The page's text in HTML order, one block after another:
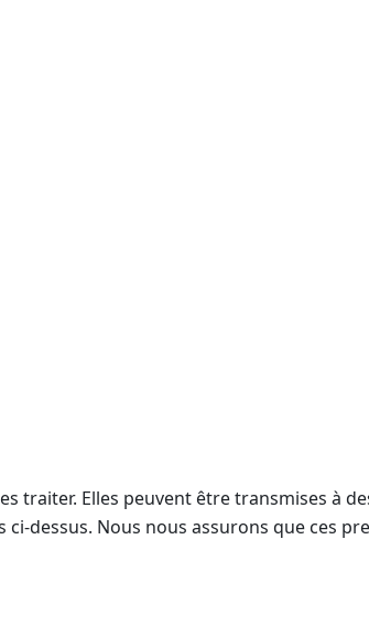
traiter. Elles peuvent être transmises à
dessus. Nous nous assurons que ces